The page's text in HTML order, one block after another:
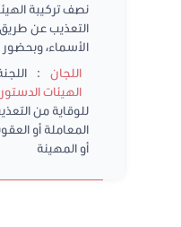
نصف تركيبة
التعذيب عن طريق
الأسماء، وبحضور 11 نائبا ونائبة.
اللجان
:
الهيئات
للوقاية من
المعاملة أو
أو المهينة